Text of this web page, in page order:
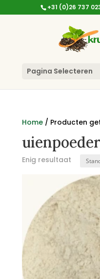
+31 (0)26 737
Pagina Selecteren
Home/ Producten
uienpoeder
Enig resultaat